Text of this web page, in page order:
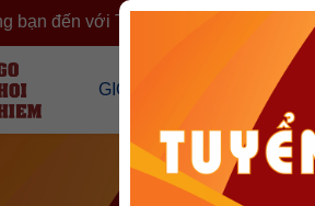
bạn đến với Trường Ngô Thời Nhiệm
GIỚI THIỆU
Tổng Quan Về Trường
CÔNG KHAI
Công Khai